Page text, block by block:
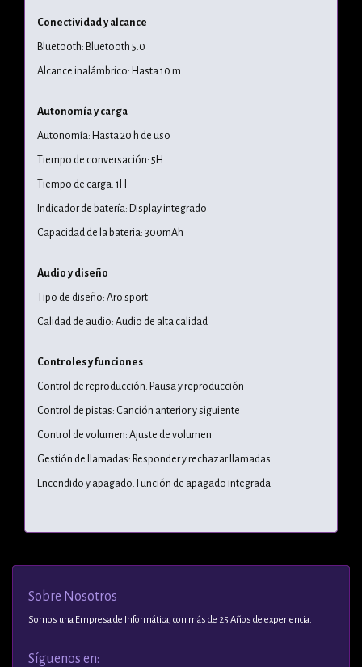
Conectividad y alcance
Bluetooth: Bluetooth 5.0
Alcance inalámbrico: Hasta 10 m
Autonomía y carga
Autonomía: Hasta 20 h de uso
Tiempo de conversación: 5H
Tiempo de carga: 1H
Indicador de batería: Display integrado
Capacidad de la bateria: 300mAh
Audio y diseño
Tipo de diseño: Aro sport
Calidad de audio: Audio de alta calidad
Controles y funciones
Control de reproducción: Pausa y reproducción
Control de pistas: Canción anterior y siguiente
Control de volumen: Ajuste de volumen
Gestión de llamadas: Responder y rechazar llamadas
Encendido y apagado: Función de apagado integrada
Sobre Nosotros
Somos una Empresa de Informática, con más de 25 Años de experiencia.
Síguenos en: